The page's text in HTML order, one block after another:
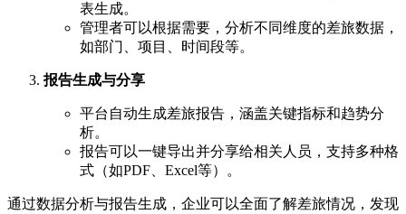
表生成。
管理者可以根据需要，分析不同维度的差旅数据，
如部门、项目、时间段等。
报告生成与分享
平台自动生成差旅报告，涵盖关键指标和趋势分
析。
报告可以一键导出并分享给相关人员，支持多种格
式（如PDF、Excel等）。
通过数据分析与报告生成，企业可以全面了解差旅情况，发现